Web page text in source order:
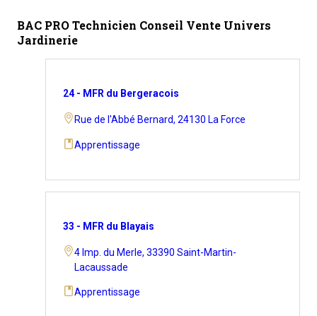
BAC PRO Technicien Conseil Vente Univers
Jardinerie
24 - MFR du Bergeracois
Rue de l'Abbé Bernard, 24130 La Force
Apprentissage
33 - MFR du Blayais
4 Imp. du Merle, 33390 Saint-Martin-
Lacaussade
Apprentissage